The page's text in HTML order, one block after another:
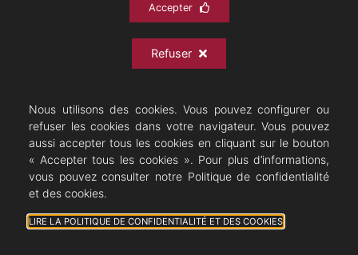
Nous utilisons des cookies. Vous pouvez configurer ou
refuser les cookies dans votre navigateur. Vous pouvez
aussi accepter tous les cookies en cliquant sur le bouton
« Accepter tous les cookies ». Pour plus d’informations,
vous pouvez consulter notre Politique de confidentialité
et des cookies.
LIRE LA POLITIQUE DE CONFIDENTIALITÉ ET DES COOKIES
Accepter
Refuser